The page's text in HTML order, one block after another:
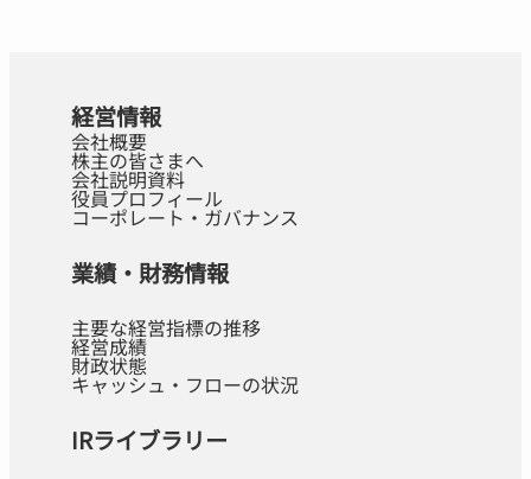
経営情報
会社概要
株主の皆さまへ
会社説明資料
役員プロフィール
コーポレート・ガバナンス
業績・財務情報
主要な経営指標の推移
経営成績
財政状態
キャッシュ・フローの状況
IRライブラリー